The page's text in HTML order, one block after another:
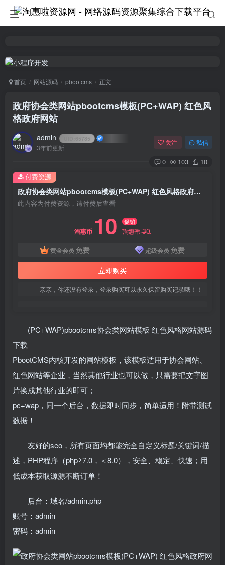
首页 网站源码 pbootcms 正文
政府协会类网站pbootcms模板(PC+WAP) 红色风
格政府网站
admin 65785
3年前更新
关注 私信
0 103 10
政府协会类网站pbootcms模板(PC+WAP) 红色风格政府网站
此内容为付费资源，请付费后查看
淘惠币 10 促销
淘惠币30
黄金会员 免费 超级会员 免费
立即购买
亲亲，你还没有登录，登录购买可以永久保留购买记录哦！！
付费资源
(PC+WAP)pbootcms协会类网站模板 红色风格网站源码
下载
PbootCMS内核开发的网站模板，该模板适用于协会网站、
红色网站等企业，当然其他行业也可以做，只需要把文字图
片换成其他行业的即可；
pc+wap，同一个后台，数据即时同步，简单适用！附带测试
数据！
友好的seo，所有页面均都能完全自定义标题/关键词/描
述，PHP程序（php≥7.0，＜8.0），安全、稳定、快速；用
低成本获取源源不断订单！
后台：域名/admin.php
账号：admin
密码：admin